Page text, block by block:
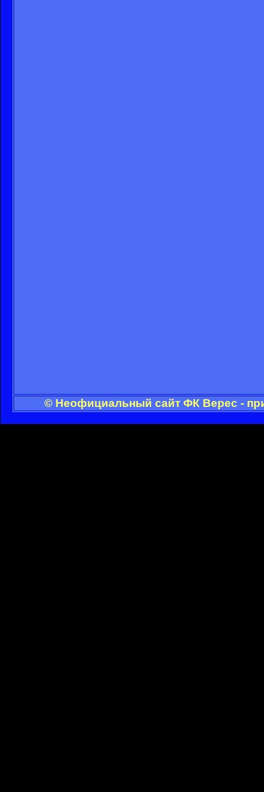
© Неофициальный сайт ФК Верес -